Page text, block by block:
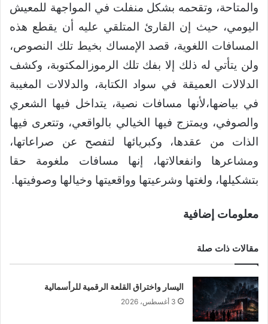
والمتاحة، وتقحمه بشكل منفلت في المواجهة للمعيش
اليومي، حيث إن القارئ المتلقي عليه أن يقطع هذه
المسافات اللغوية، قصد الإمساك بخيط تلك النصوص،
ولن يتأتي له ذلك إلا بفك تلك الرموزالمكتوبة، وكشف
الدلالات العميقة في سواد الكتابة، والدلالات المغيبة
في بياضها،لأنها مسافات نصية، يتداخل فيها الشعري
والصوفي، ويمتزج فيها الخيالي بالواقعي، وتتعرى فيها
الذات من عقدها، وكبريائها لتفصح عن صراعاتها،
ومشاعرها وانفعالاتها، إنها مسافات ملغومة حقا
بتشكيلها، ولغتها وشرعيتها وواقعيتها وخيالها وصوفيتها.
معلومات إضافية
مقالات ذات صلة
اليسار واختراق القلعة الرقمية للرأسمالية
3 أغسطس، 2026